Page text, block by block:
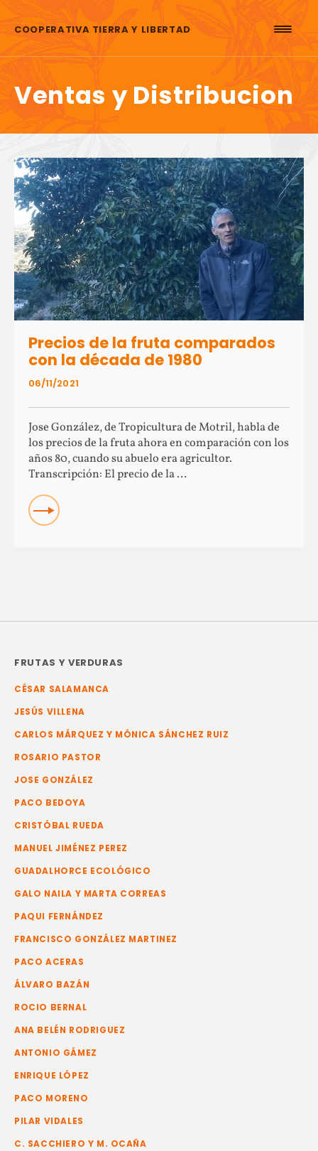
COOPERATIVA TIERRA Y LIBERTAD
Ventas y Distribucion
06/11/2021
Precios de la fruta comparados
con la década de 1980
Jose González, de Tropicultura de Motril, habla de
los precios de la fruta ahora en comparación con los
años 80, cuando su abuelo era agricultor.
Transcripción: El precio de la …
Read more about Precios de la fruta comparados con la
década de 1980
FRUTAS Y VERDURAS
CÉSAR SALAMANCA
JESÚS VILLENA
CARLOS MÁRQUEZ Y MÓNICA SÁNCHEZ RUIZ
ROSARIO PASTOR
JOSE GONZÁLEZ
PACO BEDOYA
CRISTÓBAL RUEDA
MANUEL JIMÉNEZ PEREZ
GUADALHORCE ECOLÓGICO
GALO NAILA Y MARTA CORREAS
PAQUI FERNÁNDEZ
FRANCISCO GONZÁLEZ MARTINEZ
PACO ACERAS
ÁLVARO BAZÁN
ROCIO BERNAL
ANA BELÉN RODRIGUEZ
ANTONIO GÁMEZ
ENRIQUE LÓPEZ
PACO MORENO
PILAR VIDALES
C. SACCHIERO Y M. OCAÑA